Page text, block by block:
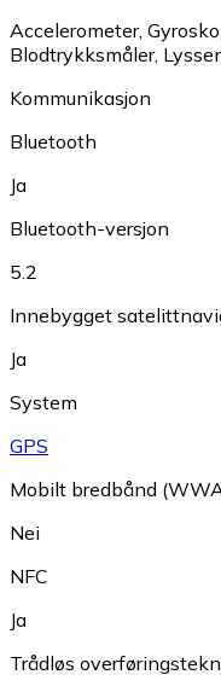
Accelerometer,
Blodtrykksmåler,
Kommunikasjon
Bluetooth
Ja
Bluetooth-versjon
5.2
Innebygget
Ja
System
GPS
Mobilt bredbånd
Nei
NFC
Ja
Trådløs